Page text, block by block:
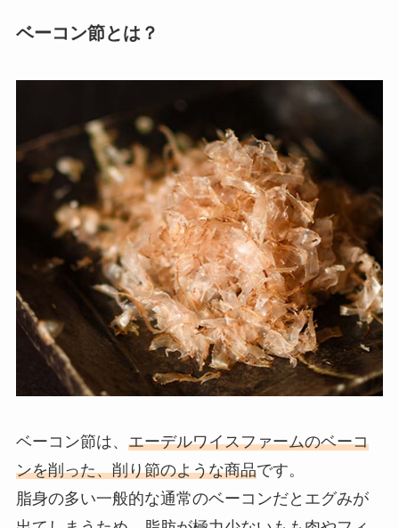
ベーコン節とは？
ベーコン節は、 エーデルワイスファームのベーコ
ンを削った、削り節のような商品です。
脂身の多い一般的な通常のベーコンだとエグみが